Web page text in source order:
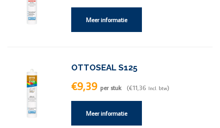
Meer informatie
OTTOSEAL S125
€9,39 per stuk (€11,36 Incl. btw)
Meer informatie